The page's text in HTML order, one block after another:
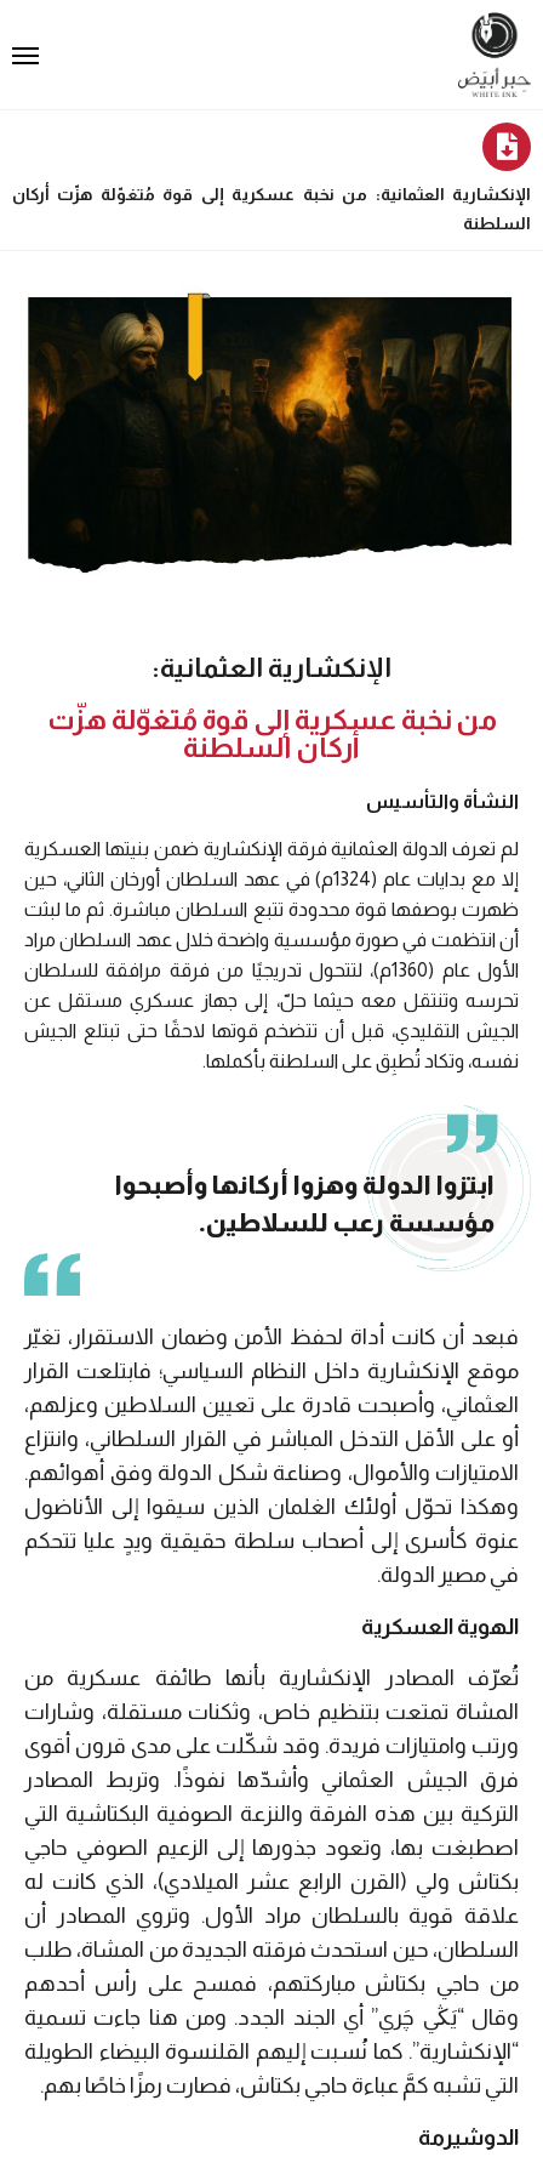
الإنكشارية العثمانية: من نخبة عسكرية إلى قوة مُتغوّلة هزّت أركان
السلطنة
الإنكشارية العثمانية:
من نخبة عسكرية إلى قوة مُتغوّلة هزّت
أركان السلطنة
النشأة والتأسيس
لم تعرف الدولة العثمانية فرقة الإنكشارية ضمن بنيتها العسكرية
إلا مع بدايات عام (1324م) في عهد السلطان أورخان الثاني، حين
ظهرت بوصفها قوة محدودة تتبع السلطان مباشرة. ثم ما لبثت
أن انتظمت في صورة مؤسسية واضحة خلال عهد السلطان مراد
الأول عام (1360م)، لتتحول تدريجيًا من فرقة مرافقة للسلطان
تحرسه وتنتقل معه حيثما حلّ، إلى جهاز عسكري مستقل عن
الجيش التقليدي، قبل أن تتضخم قوتها لاحقًا حتى تبتلع الجيش
نفسه، وتكاد تُطبِق على السلطنة بأكملها.
ابتزوا الدولة وهزوا أركانها وأصبحوا
مؤسسة رعب للسلاطين.
فبعد أن كانت أداة لحفظ الأمن وضمان الاستقرار، تغيّر
موقع الإنكشارية داخل النظام السياسي؛ فابتلعت القرار
العثماني، وأصبحت قادرة على تعيين السلاطين وعزلهم،
أو على الأقل التدخل المباشر في القرار السلطاني، وانتزاع
الامتيازات والأموال، وصناعة شكل الدولة وفق أهوائهم.
وهكذا تحوّل أولئك الغلمان الذين سيقوا إلى الأناضول
عنوة كأسرى إلى أصحاب سلطة حقيقية ويدٍ عليا تتحكم
في مصير الدولة.
الهوية العسكرية
تُعرّف المصادر الإنكشارية بأنها طائفة عسكرية من
المشاة تمتعت بتنظيم خاص، وثكنات مستقلة، وشارات
ورتب وامتيازات فريدة. وقد شكّلت على مدى قرون أقوى
فرق الجيش العثماني وأشدّها نفوذًا. وتربط المصادر
التركية بين هذه الفرقة والنزعة الصوفية البكتاشية التي
اصطبغت بها، وتعود جذورها إلى الزعيم الصوفي حاجي
بكتاش ولي (القرن الرابع عشر الميلادي)، الذي كانت له
علاقة قوية بالسلطان مراد الأول. وتروي المصادر أن
السلطان، حين استحدث فرقته الجديدة من المشاة، طلب
من حاجي بكتاش مباركتهم، فمسح على رأس أحدهم
وقال “يَڭي چَري” أي الجند الجدد. ومن هنا جاءت تسمية
“الإنكشارية”. كما نُسبت إليهم القلنسوة البيضاء الطويلة
التي تشبه كمَّ عباءة حاجي بكتاش، فصارت رمزًا خاصًا بهم.
الدوشيرمة